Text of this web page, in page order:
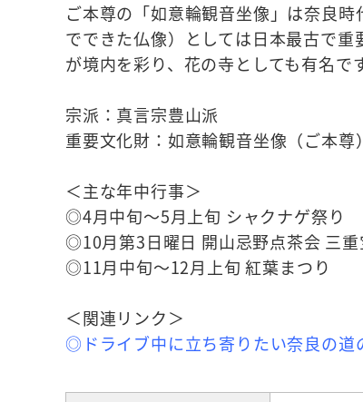
ご本尊の「如意輪観音坐像」は奈良
でできた仏像）としては日本最古で
が境内を彩り、花の寺としても有名です
宗派：真言宗豊山派
重要文化財：如意輪観音坐像（ご本尊
＜主な年中行事＞
◎4月中旬～5月上旬 シャクナゲ祭り
◎10月第3日曜日 開山忌野点茶会 三重
◎11月中旬～12月上旬 紅葉まつり
＜関連リンク＞
◎ドライブ中に立ち寄りたい奈良の道